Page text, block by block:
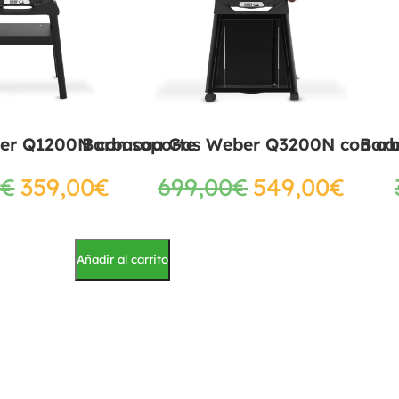
Q1200N con soporte
€359,00€
Barbacoa Gas Weber Q3200N con
699,00€549,00€
Añadir al carrito